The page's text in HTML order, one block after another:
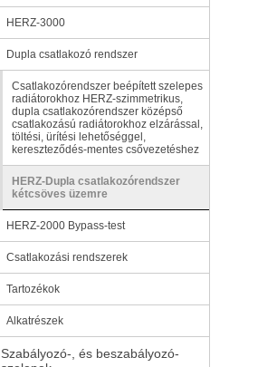
HERZ-3000
Dupla csatlakozó rendszer
Csatlakozórendszer beépített szelepes
radiátorokhoz HERZ-szimmetrikus,
dupla csatlakozórendszer középső
csatlakozású radiátorokhoz elzárással,
töltési, ürítési lehetőséggel,
kereszteződés-mentes csővezetéshez
HERZ-Dupla csatlakozórendszer
kétcsöves üzemre
HERZ-2000 Bypass-test
Csatlakozási rendszerek
Tartozékok
Alkatrészek
Szabályozó-, és beszabályozó-